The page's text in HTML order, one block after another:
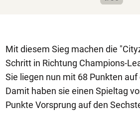
Mit diesem Sieg machen die
Schritt in Richtung Champions-
Sie liegen nun mit 68 Punkten
Damit haben sie einen Spieltag
Punkte Vorsprung auf den